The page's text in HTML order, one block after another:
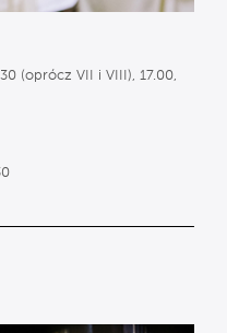
(oprócz VII i VIII), 17.00,